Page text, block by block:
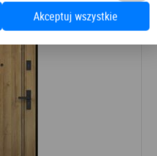
Akceptuj wszystkie